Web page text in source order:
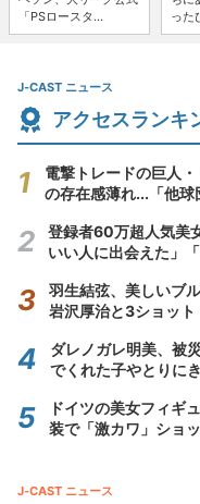
「PSロースタ...
った
J-CAST ニュース
アクセスランキ
電撃トレードの巨人
の存在感薄れ...「他
登録者60万超人気美
いい人に出会えた」
羽生結弦、美しいブ
岩沢厚治と3ショッ
ダレノガレ明美、被
でくれた子やとりに
ドイツの美女フィギ
装で「激カワ」ショ
J-CAST ニュース